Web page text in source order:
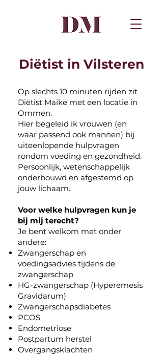
Diëtist in Vilsteren
Op slechts 10 minuten rijden zit
Diëtist Maike met een locatie in
Ommen.
Hier begeleid ik vrouwen (en
waar passend ook mannen) bij
uiteenlopende hulpvragen
rondom voeding en gezondheid.
Persoonlijk, wetenschappelijk
onderbouwd en afgestemd op
jouw lichaam.
Voor welke hulpvragen kun je
bij mij terecht?
Je bent welkom met onder
andere:
Zwangerschap en
voedingsadvies tijdens de
zwangerschap
HG-zwangerschap (Hyperemesis
Gravidarum)
Zwangerschapsdiabetes
PCOS
Endometriose
Postpartum herstel
Overgangsklachten